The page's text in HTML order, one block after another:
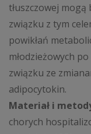
tłuszczowej mogą
związku z tym
powikłań
młodzieżowych
związku ze
adipocytokin.
Materiał i
chorych